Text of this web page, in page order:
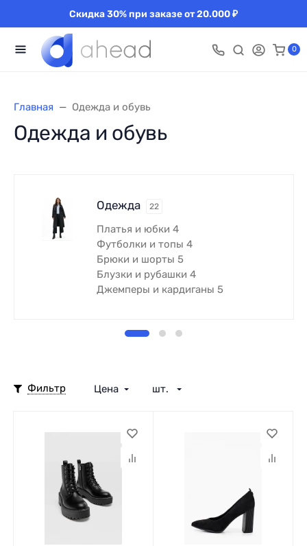
Скидка 30% при заказе от 20.000 ₽
0
Главная Одежда и обувь
Одежда и обувь
Одежда 22
Платья и юбки 4
Футболки и топы 4
Брюки и шорты 5
Блузки и рубашки 4
Джемперы и кардиганы 5
Фильтр Цена шт.